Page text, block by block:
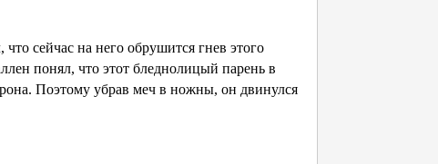
сейчас на него обрушится гнев этого
понял, что этот бледнолицый парень в
Поэтому убрав меч в ножны, он двинулся